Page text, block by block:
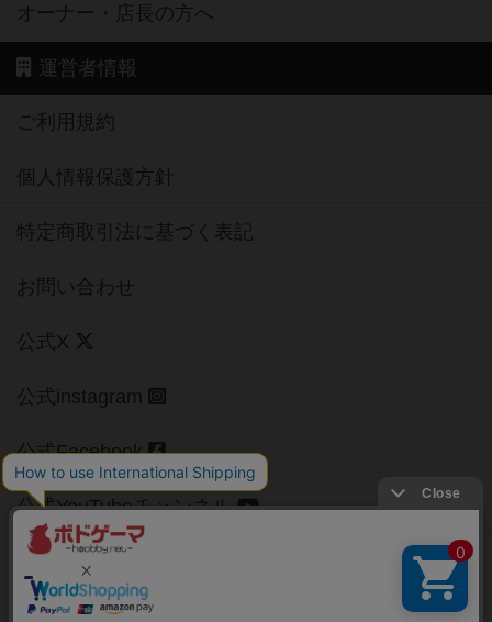
オーナー・店長の方へ
運営者情報
ご利用規約
個人情報保護方針
特定商取引法に基づく表記
お問い合わせ
公式X
公式instagram
公式Facebook
公式YouTubeチャンネル